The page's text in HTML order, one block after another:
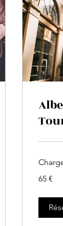
euros
65 €